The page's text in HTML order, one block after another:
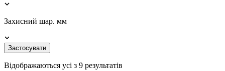
Захисний шар. мм
Застосувати
Відображаються усі з 9 результатів